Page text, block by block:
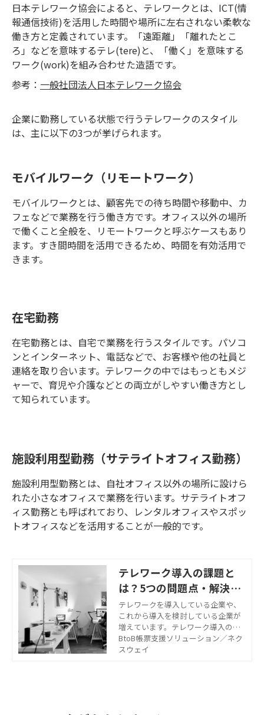
日本テレワーク協会によると、テレワークとは、ICT(情
報通信技術)を活用した時間や場所に左右されない柔軟な
働き方と定義されています。「遠距離」「離れたとこ
ろ」などを意味するテレ(tere)と、「働く」を意味する
ワーク(work)を組み合わせた造語です。
参考： 一般社団法人日本テレワーク協会
企業に勤務している状態で行うテレワークのスタイル
は、主に以下の3つが挙げられます。
モバイルワーク（リモートワーク）
モバイルワークとは、顧客先での待ち時間や移動中、カ
フェなどで業務を行う働き方です。オフィス以外の場所
で働くこと全般を、リモートワークと呼ぶケースもあり
ます。すき間時間を活用できるため、時間を有効活用で
きます。
在宅勤務
在宅勤務とは、自宅で業務を行うスタイルです。パソコ
ンとインターネット、電話などで、お客様や他の社員と
連絡を取り合います。テレワークの中ではもっともメジ
ャーで、育児や介護などとの両立がしやすい働き方とし
て知られています。
施設利用型勤務（サテライトオフィス勤務）
施設利用型勤務とは、自社オフィス以外の場所に設けら
れた小さなオフィスで業務を行います。サテライトオフ
ィス勤務とも呼ばれており、レンタルオフィスやスポッ
トオフィスなどを活用することが一般的です。
テレワーク導入の課題と
は？5つの問題点・解決
策・成功事例を紹介！
テレワークを導入している企業や、
これから導入を検討している企業が
増えています。テレワーク導入の課
題としては、コミュニケーション関
連だけでなく、システム関連の課題
BtoB帳票支援ソリューション／ネク
スウェイ